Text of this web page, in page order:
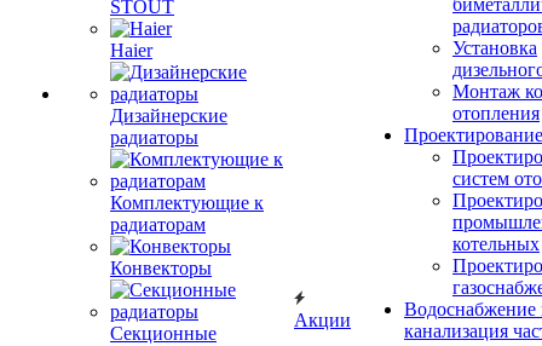
STOUT
Haier
Дизайнерские
радиаторы
Комплектующие к
радиаторам
Конвекторы
Секционные
Акции
Установка
Монтаж
отопления
Проектирование
систем
котельных
Водоснабжение
канализация